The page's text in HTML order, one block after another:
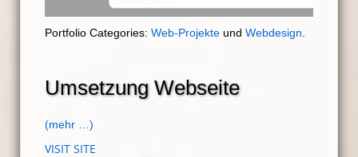
Portfolio Categories: Web-Projekte und Webdesign.
Umsetzung Webseite
(mehr …)
VISIT SITE